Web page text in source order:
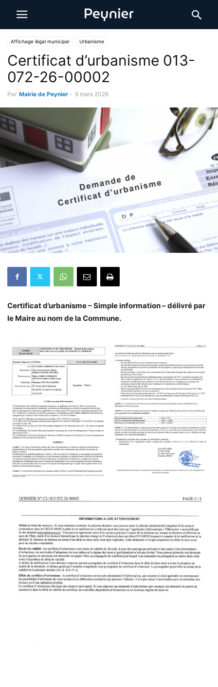
Affichage légal municipal Urbanisme
Certificat d’urbanisme 013-
072-26-00002
Par Mairie de Peynier - 9 mars 2026
Certificat d’urbanisme – Simple information – délivré par
le Maire au nom de la Commune.